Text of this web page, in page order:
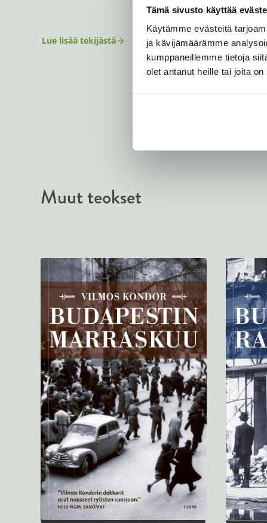
Tämä sivusto käyttää
Käytämme evästeitä
ja kävijämäärämme
kumppaneillemme tietoja
olet antanut heille tai joita
Lue lisää tekijästä
V
Muut teokset